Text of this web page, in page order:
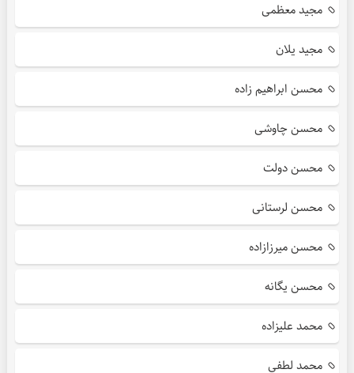
مجید معظمی
مجید یلان
محسن ابراهیم زاده
محسن چاوشی
محسن دولت
محسن لرستانی
محسن میرزازاده
محسن یگانه
محمد علیزاده
محمد لطفی